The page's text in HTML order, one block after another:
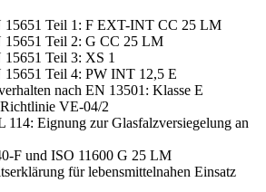
15651 Teil 1: F EXT-INT CC 25 LM
15651 Teil 2: G CC 25 LM
Teil 3: XS 1
15651 Teil 4: PW INT 12,5 E
nach EN 13501: Klasse E
VE-04/2
Eignung zur Glasfalzversiegelung an
F und ISO 11600 G 25 LM
für lebensmittelnahen Einsatz